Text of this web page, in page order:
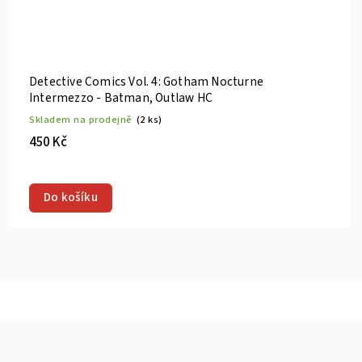
Detective Comics Vol. 4: Gotham Nocturne
Intermezzo - Batman, Outlaw HC
Skladem na prodejně (2 ks)
450 Kč
Do košíku